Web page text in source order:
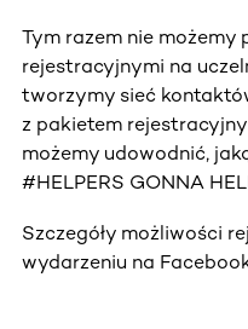
Tym razem nie możemy
rejestracyjnymi na
tworzymy sieć
z pakietem
możemy udowodnić,
#HELPERS GONNA
Szczegóły możliwości
wydarzeniu na